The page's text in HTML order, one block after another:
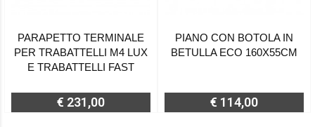
PARAPETTO TERMINALE
PER TRABATTELLI M4 LUX
E TRABATTELLI FAST
€ 231,00
PIANO CON BOTOLA IN
BETULLA ECO 160X55CM
€ 114,00